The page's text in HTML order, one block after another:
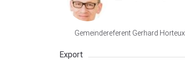
Gemeindereferent Gerhard Horteux
Export